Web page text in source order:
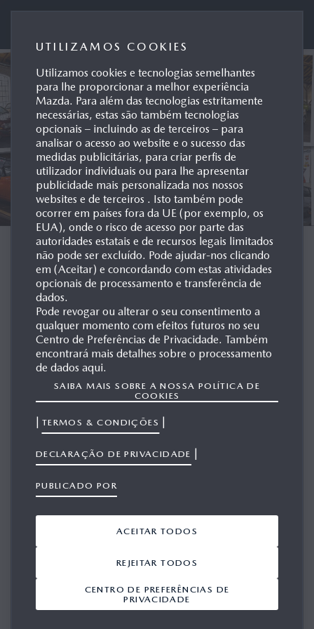
ARQUIVO POR
MODELO
EUROPA
MAZDA CX-5
UTILIZAMOS COOKIES
Utilizamos cookies e tecnologias semelhantes
para lhe proporcionar a melhor experiência
Mazda. Para além das tecnologias estritamente
necessárias, estas são também tecnologias
opcionais – incluindo as de terceiros – para
analisar o acesso ao website e o sucesso das
medidas publicitárias, para criar perfis de
utilizador individuais ou para lhe apresentar
publicidade mais personalizada nos nossos
websites e de terceiros . Isto também pode
ocorrer em países fora da UE (por exemplo, os
EUA), onde o risco de acesso por parte das
autoridades estatais e de recursos legais limitados
não pode ser excluído. Pode ajudar-nos clicando
em (Aceitar) e concordando com estas atividades
opcionais de processamento e transferência de
dados.
Pode revogar ou alterar o seu consentimento a
qualquer momento com efeitos futuros no seu
Centro de Preferências de Privacidade. Também
encontrará mais detalhes sobre o processamento
de dados aqui.
SAIBA MAIS SOBRE A NOSSA POLÍTICA DE
COOKIES
| TERMOS & CONDIÇÕES |
DECLARAÇÃO DE PRIVACIDADE |
PUBLICADO POR
CENTRO DE PREFERÊNCIAS DE
PRIVACIDADE
REJEITAR TODOS
ACEITAR TODOS